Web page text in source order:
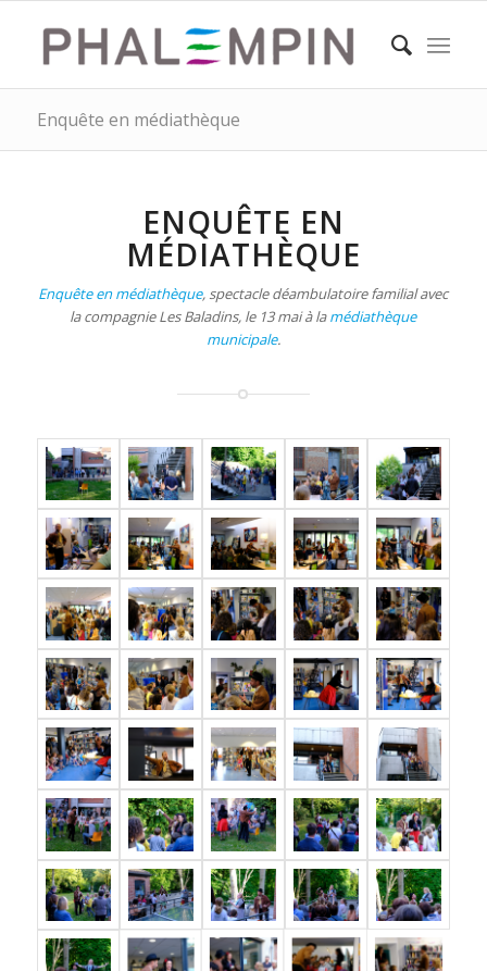
Enquête en médiathèque
ENQUÊTE EN
MÉDIATHÈQUE
Enquête en médiathèque, spectacle déambulatoire familial avec
la compagnie Les Baladins, le 13 mai à lamédiathèque
municipale.